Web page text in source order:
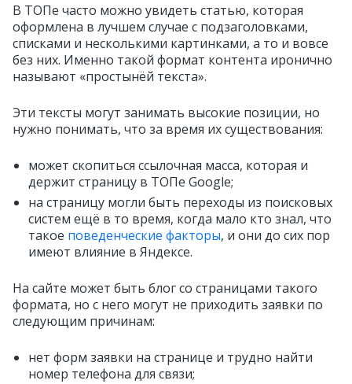
В ТОПе часто можно увидеть статью, которая
оформлена в лучшем случае с подзаголовками,
списками и несколькими картинками, а то и вовсе
без них. Именно такой формат контента иронично
называют «простынёй текста».
Эти тексты могут занимать высокие позиции, но
нужно понимать, что за время их существования:
может скопиться ссылочная масса, которая и
держит страницу в ТОПе Google;
на страницу могли быть переходы из поисковых
систем ещё в то время, когда мало кто знал, что
такое поведенческие факторы, и они до сих пор
имеют влияние в Яндексе.
На сайте может быть блог со страницами такого
формата, но с него могут не приходить заявки по
следующим причинам:
нет форм заявки на странице и трудно найти
номер телефона для связи;